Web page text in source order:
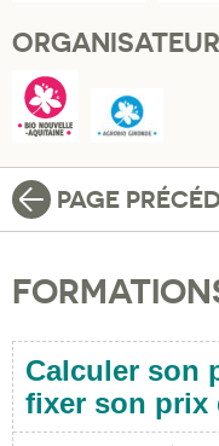
PAGE
Calculer son
fixer son prix